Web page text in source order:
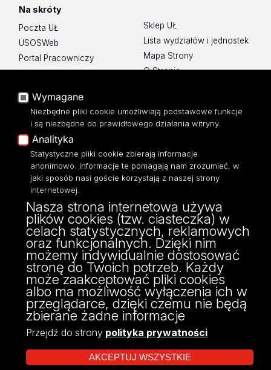
Na skróty
Poczta UŁ
USOSWeb
Portal Pracowniczy
Baza Aktów Własnych
Moodle
Eksperci UŁ
Polityka Prywatności
Dostępność
Sklep UŁ
Lista wydziałów i jednostek
Mapa Strony
O Stronie
ul. Narutowicza 68, 90-136 Łódź
NIP: 724 000 32 43
Adres do doręczeń elektronicznych (ADE):
AE:PL-74796-17640-IHHIV-17
KONTAKT
Wymagane
Niezbędne pliki cookie umożliwiają podstawowe funkcje
i są niezbędne do prawidłowego działania witryny.
Analityka
Statystyczne pliki cookie zbierają informacje
anonimowo. Informacje te pomagają nam zrozumieć, w
jaki sposób nasi goście korzystają z naszej strony
internetowej.
Nasza strona internetowa używa
plików cookies (tzw. ciasteczka) w
celach statystycznych, reklamowych
oraz funkcjonalnych. Dzięki nim
możemy indywidualnie dostosować
stronę do Twoich potrzeb. Każdy
może zaakceptować pliki cookies
albo ma możliwość wyłączenia ich w
przeglądarce, dzięki czemu nie będą
zbierane żadne informacje
Przejdź do strony polityka prywatności
AKCEPTUJ WSZYSTKIE